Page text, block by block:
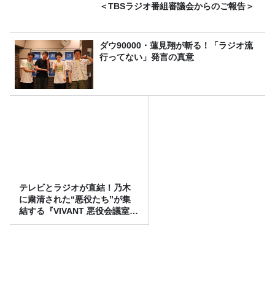
＜TBSラジオ番組審議会からのご報告＞
ダウ90000・蓮見翔が斬る！「ラジオ流
行ってない」発言の真意
テレビとラジオが直結！乃木
に粛清された“悪役たち”が集
結する『VIVANT 悪役会議室』
7/26(日)23時スタート！